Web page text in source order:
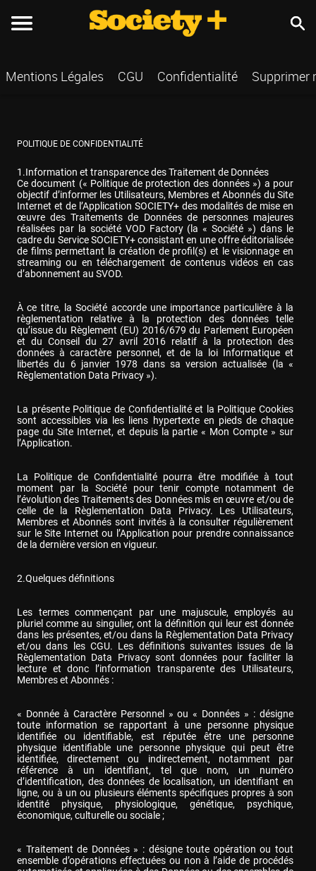
Mentions Légales CGU Confidentialité Supprimer
POLITIQUE DE CONFIDENTIALITÉ
1.Information et transparence des Traitement de Données
Ce document (« Politique de protection des données ») a pour
objectif d’informer les Utilisateurs, Membres et Abonnés du Site
Internet et de l’Application SOCIETY+ des modalités de mise en
œuvre des Traitements de Données de personnes majeures
réalisées par la société VOD Factory (la « Société ») dans le
cadre du Service SOCIETY+ consistant en une offre éditorialisée
de films permettant la création de profil(s) et le visionnage en
streaming ou en téléchargement de contenus vidéos en cas
d’abonnement au SVOD.
À ce titre, la Société accorde une importance particulière à la
règlementation relative à la protection des données telle
qu’issue du Règlement (EU) 2016/679 du Parlement Européen
et du Conseil du 27 avril 2016 relatif à la protection des
données à caractère personnel, et de la loi Informatique et
libertés du 6 janvier 1978 dans sa version actualisée (la «
Règlementation Data Privacy »).
La présente Politique de Confidentialité et la Politique Cookies
sont accessibles via les liens hypertexte en pieds de chaque
page du Site Internet, et depuis la partie « Mon Compte » sur
l’Application.
La Politique de Confidentialité pourra être modifiée à tout
moment par la Société pour tenir compte notamment de
l’évolution des Traitements des Données mis en œuvre et/ou de
celle de la Règlementation Data Privacy. Les Utilisateurs,
Membres et Abonnés sont invités à la consulter régulièrement
sur le Site Internet ou l’Application pour prendre connaissance
de la dernière version en vigueur.
2.Quelques définitions
Les termes commençant par une majuscule, employés au
pluriel comme au singulier, ont la définition qui leur est donnée
dans les présentes, et/ou dans la Règlementation Data Privacy
et/ou dans les CGU. Les définitions suivantes issues de la
Règlementation Data Privacy sont données pour faciliter la
lecture et donc l’information transparente des Utilisateurs,
Membres et Abonnés :
« Donnée à Caractère Personnel » ou « Données » : désigne
toute information se rapportant à une personne physique
identifiée ou identifiable, est réputée être une personne
physique identifiable une personne physique qui peut être
identifiée, directement ou indirectement, notamment par
référence à un identifiant, tel que nom, un numéro
d’identification, des données de localisation, un identifiant en
ligne, ou à un ou plusieurs éléments spécifiques propres à son
identité physique, physiologique, génétique, psychique,
économique, culturelle ou sociale ;
« Traitement de Données » : désigne toute opération ou tout
ensemble d’opérations effectuées ou non à l’aide de procédés